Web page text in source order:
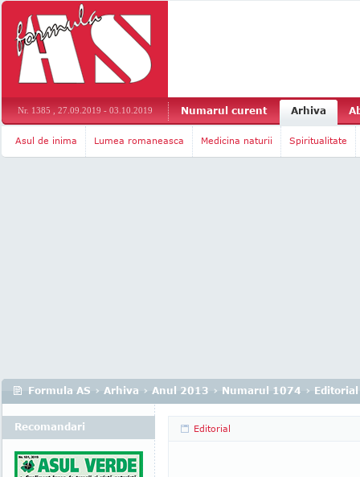
Nr. 1385 , 27.09.2019 - 03.10.2019 Numarul curent Arhiva
Asul de inima Lumea romaneasca Medicina naturii Spiritualitate
Formula AS › Arhiva › Anul 2013 › Numarul 1074 › Editorial
Editorial
Recomandari